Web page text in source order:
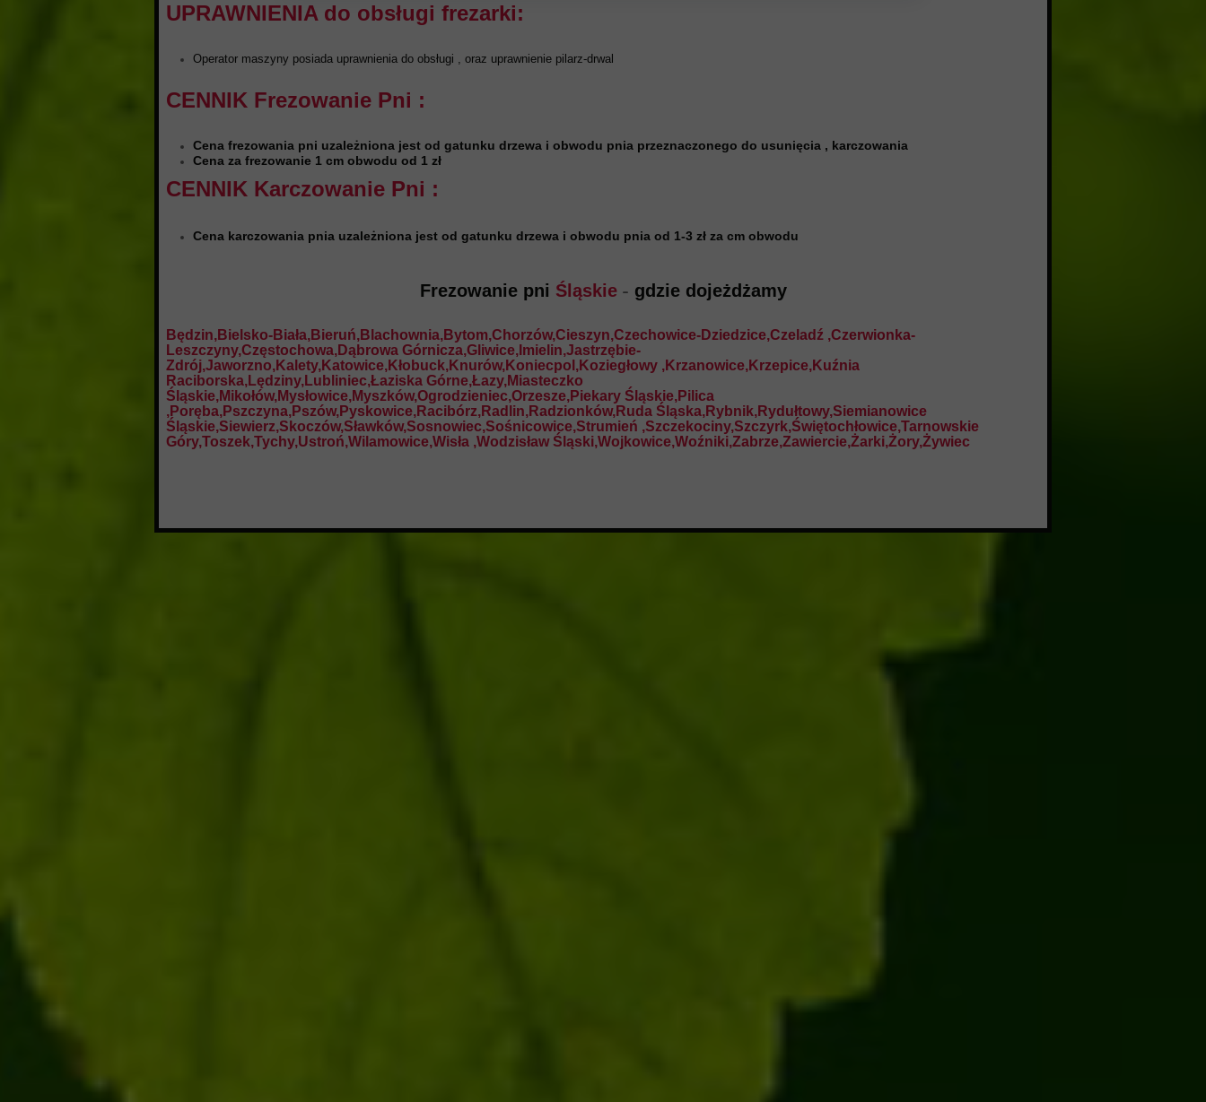
UPRAWNIENIA do obsługi frezarki:
Operator maszyny posiada uprawnienia do obsługi , oraz uprawnienie pilarz-drwal
CENNIK Frezowanie Pni :
Cena frezowania pni uzależniona jest od gatunku drzewa i obwodu pnia przeznaczonego do usunięcia , karczowania
Cena za frezowanie 1 cm obwodu od 1 zł
CENNIK Karczowanie Pni :
Cena karczowania pnia uzależniona jest od gatunku drzewa i obwodu pnia od 1-3 zł za cm obwodu
Frezowanie pni Śląskie - gdzie dojeżdżamy
Będzin,Bielsko-Biała,Bieruń,Blachownia,Bytom,Chorzów,Cieszyn,Czechowice-Dziedzice,Czeladź ,Czerwionka-
Leszczyny,Częstochowa,Dąbrowa Górnicza,Gliwice,Imielin,Jastrzębie-
Zdrój,Jaworzno,Kalety,Katowice,Kłobuck,Knurów,Koniecpol,Koziegłowy ,Krzanowice,Krzepice,Kuźnia
Raciborska,Lędziny,Lubliniec,Łaziska Górne,Łazy,Miasteczko
Śląskie,Mikołów,Mysłowice,Myszków,Ogrodzieniec,Orzesze,Piekary Śląskie,Pilica
,Poręba,Pszczyna,Pszów,Pyskowice,Racibórz,Radlin,Radzionków,Ruda Śląska,Rybnik,Rydułtowy,Siemianowice
Śląskie,Siewierz,Skoczów,Sławków,Sosnowiec,Sośnicowice,Strumień ,Szczekociny,Szczyrk,Świętochłowice,Tarnowskie
Góry,Toszek,Tychy,Ustroń,Wilamowice,Wisła ,Wodzisław Śląski,Wojkowice,Woźniki,Zabrze,Zawiercie,Żarki,Żory,Żywiec